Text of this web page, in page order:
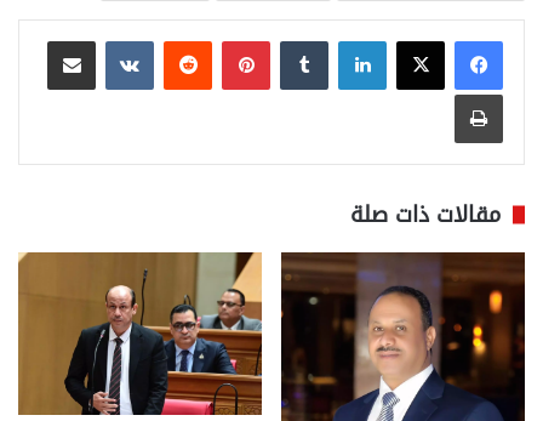
لينكدإن بينتيريست
مشاركة عبر البريد
طباعة
مقالات ذات صلة